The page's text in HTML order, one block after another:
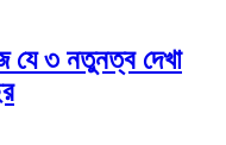
যে ৩ নতুনত্ব দেখা